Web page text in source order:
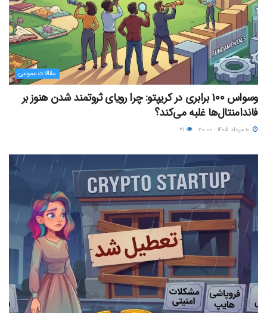
مقالات عمومی
وسواس ۱۰۰ برابری در کریپتو: چرا رویای ثروتمند شدن هنوز بر
فاندامنتال‌ها غلبه می‌کند؟